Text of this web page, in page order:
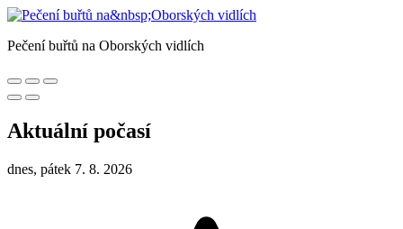
Pečení buřtů na Oborských vidlích
Aktuální počasí
dnes, pátek 7. 8. 2026